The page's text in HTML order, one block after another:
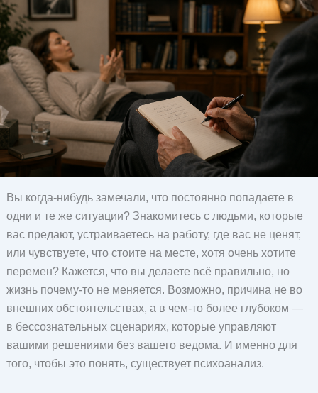
Вы когда-нибудь замечали, что постоянно попадаете в
одни и те же ситуации? Знакомитесь с людьми, которые
вас предают, устраиваетесь на работу, где вас не ценят,
или чувствуете, что стоите на месте, хотя очень хотите
перемен? Кажется, что вы делаете всё правильно, но
жизнь почему-то не меняется. Возможно, причина не во
внешних обстоятельствах, а в чем-то более глубоком —
в бессознательных сценариях, которые управляют
вашими решениями без вашего ведома. И именно для
того, чтобы это понять, существует психоанализ.